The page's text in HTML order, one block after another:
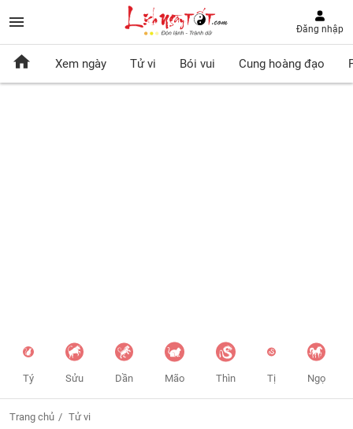
Đăng nhập
Xem ngày Tử vi Bói vui Cung hoàng đạo
Tý Sửu Dần Mão Thìn Tị Ngọ
Trang chủ Tử vi